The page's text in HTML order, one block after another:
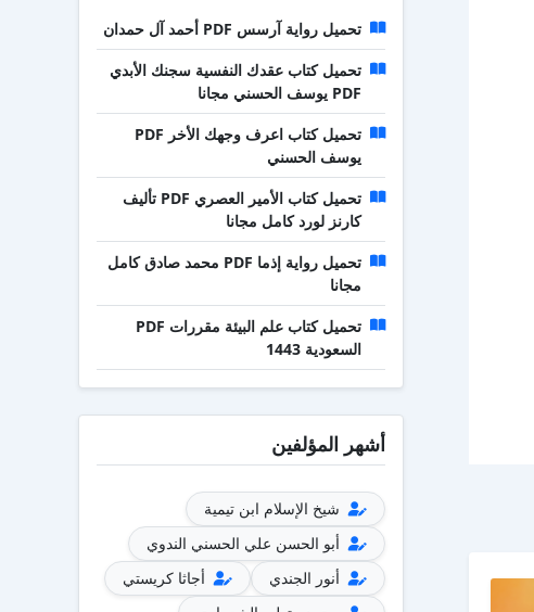
تحميل رواية آرسس PDF أحمد آل حمدان
تحميل كتاب عقدك النفسية سجنك الأبدي
PDF يوسف الحسني مجانا
تحميل كتاب اعرف وجهك الأخر PDF
يوسف الحسني
تحميل كتاب الأمير العصري PDF تأليف
كارنز لورد كامل مجانا
تحميل رواية إذما PDF محمد صادق كامل
مجانا
تحميل كتاب علم البيئة مقررات PDF
السعودية 1443
أشهر المؤلفين
شيخ الإسلام ابن تيمية
أبو الحسن علي الحسني الندوي
أنور الجندي
أجاثا كريستي